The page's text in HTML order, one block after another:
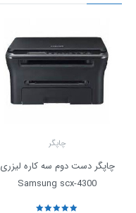
چاپگر
چاپگر دست دوم سه کاره لیزری
Samsung scx-4300